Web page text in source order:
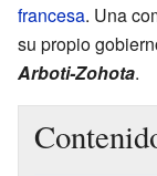
francesa. Una
su propio
Arboti-Zohota.